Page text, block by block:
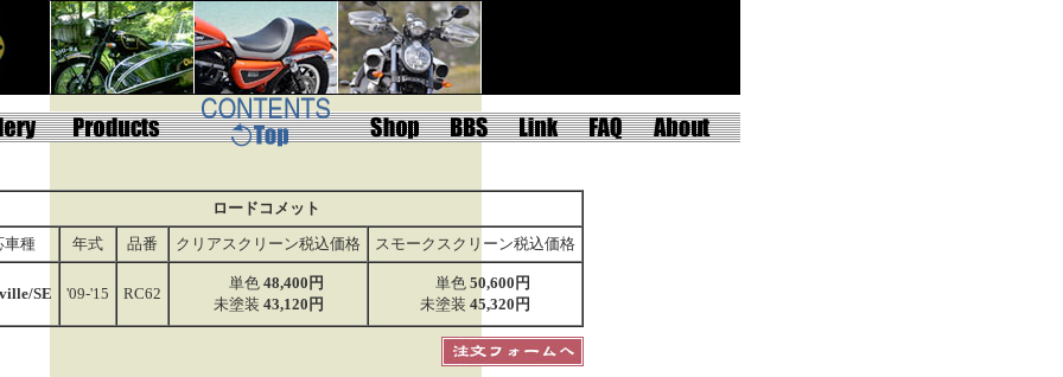
ロードコメット
車種
年式 品番 クリアスクリーン税込価格 スモークスクリーン税込価格
SE '09-'15 RC62
単色 48,400円
未塗装 43,120円
単色 50,600円
未塗装 45,320円